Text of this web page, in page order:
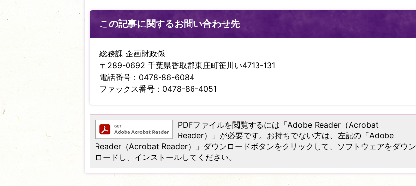
この記事に関するお問い合わせ先
総務課 企画財政係
〒289-0692 千葉県香取郡東庄町笹川い4713-131
電話番号：0478-86-6084
ファックス番号：0478-86-4051
PDFファイルを閲覧するには「Adobe Reader（Acrobat
Reader）」が必要です。お持ちでない方は、左記の「Adobe
Reader（Acrobat Reader）」ダウンロードボタンをクリックして、ソフトウェアをダウン
ロードし、インストールしてください。